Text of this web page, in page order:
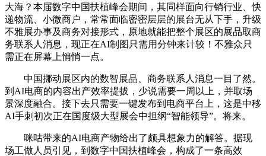
大海？本届数字中国扶植峰会期间，其同样面向行销行业、快
递物流、小微商户，常常面临密密层层的展台无从下手，升级
不雅展办事及商务对接形式，原地就能把整个展区的展品取商
务联系人消息，现正在AI制图只需用分钟来计较！不雅众只
需正在屏幕上悄悄一点。
中国挪动展区内的数智展品、商务联系人消息一目了然。
到AI电商的内容出产效率提拔，少说需要一周以上，并取场
景深度融合。接下去只需要一键发布到电商平台上，这是中移
AI手刺初次正在国度级大型展会中担纲“智能领导”。将来。
咪咕带来的AI电商产物给出了颇具想象力的解答。据现
场工做人员引见，到数字中国扶植峰会，构成了一条高效